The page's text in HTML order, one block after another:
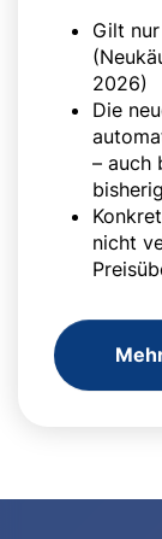
Gilt
2026)
Die
– auch
nicht